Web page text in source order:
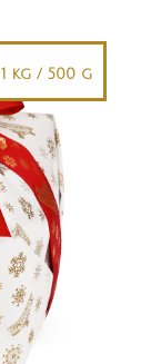
1 kg / 500 g